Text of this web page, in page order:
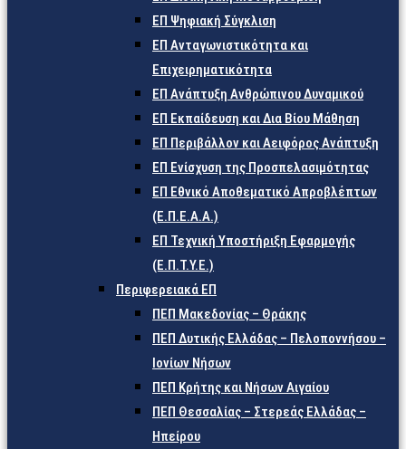
ΕΠ Ψηφιακή Σύγκλιση
ΕΠ Ανταγωνιστικότητα και
Επιχειρηματικότητα
ΕΠ Ανάπτυξη Ανθρώπινου Δυναμικού
ΕΠ Εκπαίδευση και Δια Βίου Μάθηση
ΕΠ Περιβάλλον και Αειφόρος Ανάπτυξη
ΕΠ Ενίσχυση της Προσπελασιμότητας
ΕΠ Εθνικό Αποθεματικό Απροβλέπτων
(Ε.Π.Ε.Α.Α.)
ΕΠ Τεχνική Υποστήριξη Εφαρμογής
(Ε.Π.Τ.Υ.Ε.)
Περιφερειακά ΕΠ
ΠΕΠ Μακεδονίας – Θράκης
ΠΕΠ Δυτικής Ελλάδας – Πελοποννήσου –
Ιονίων Νήσων
ΠΕΠ Κρήτης και Νήσων Αιγαίου
ΠΕΠ Θεσσαλίας – Στερεάς Ελλάδας –
Ηπείρου